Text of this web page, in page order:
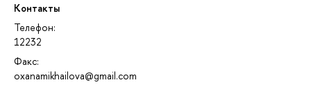
Контакты
Телефон:
12232
Факс:
oxanamikhailova@gmail.com